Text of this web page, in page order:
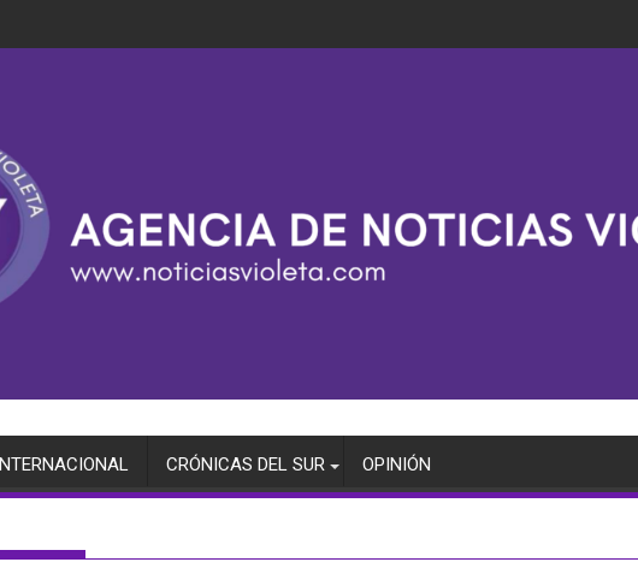
INTERNACIONAL CRÓNICAS DEL SUR OPINIÓN